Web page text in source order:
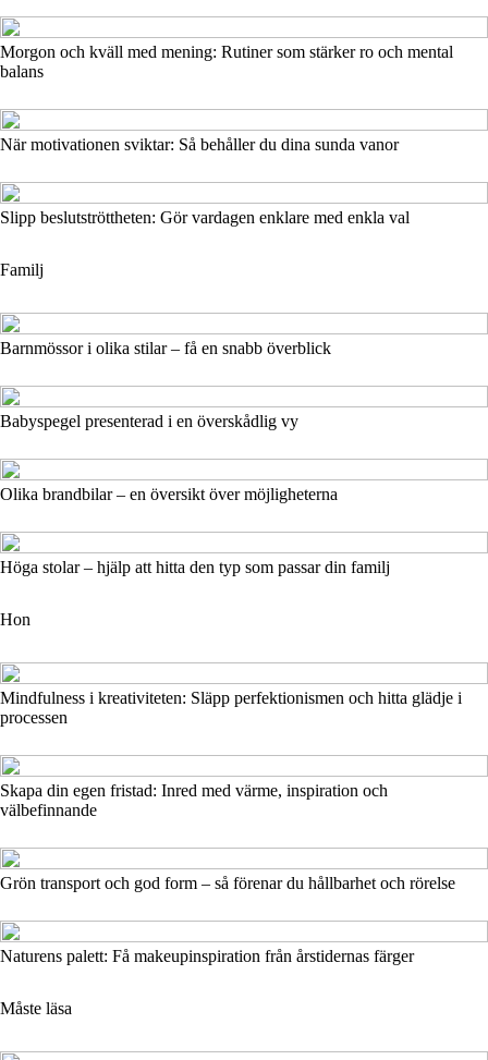
Morgon och kväll med mening: Rutiner som stärker ro och mental
balans
När motivationen sviktar: Så behåller du dina sunda vanor
Slipp beslutströttheten: Gör vardagen enklare med enkla val
Familj
Barnmössor i olika stilar – få en snabb överblick
Babyspegel presenterad i en överskådlig vy
Olika brandbilar – en översikt över möjligheterna
Höga stolar – hjälp att hitta den typ som passar din familj
Hon
Mindfulness i kreativiteten: Släpp perfektionismen och hitta glädje i
processen
Skapa din egen fristad: Inred med värme, inspiration och
välbefinnande
Grön transport och god form – så förenar du hållbarhet och rörelse
Naturens palett: Få makeupinspiration från årstidernas färger
Måste läsa